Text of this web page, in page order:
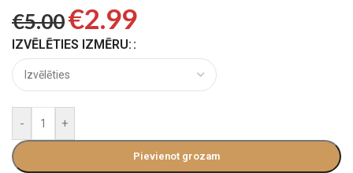
€5.00€2.99
IZVĒLĒTIES IZMĒRU:
- +
Pievienot grozam